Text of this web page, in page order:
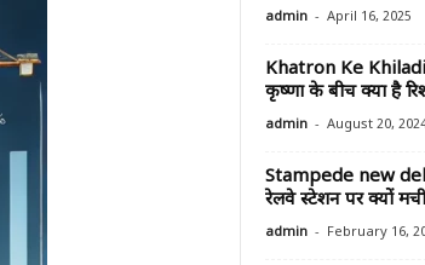
admin - April 16, 2025
Khatron Ke
कृष्णा के बीच क्या है
admin - August 20,
Stampede new
रेलवे स्टेशन पर क्यों
admin - February 16,